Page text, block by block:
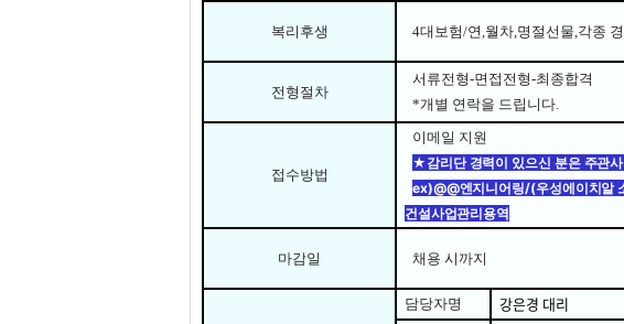
복리후생 4대보험/연, 월차,명절선물,각종
전형절차
서류전형-면접전형-최종합격
*개별 연락을 드립니다.
접수방법
이메일 지원
★감리단 경력이 있으신 분은 주관
ex)@@엔지니어링/(우성에이치알
건설사업관리용역
마감일 채용 시까지
담당자명 강은경 대리